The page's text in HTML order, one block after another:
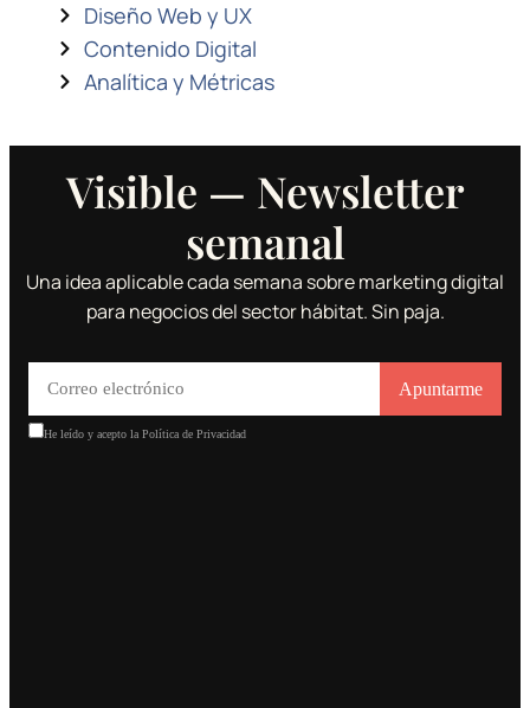
Diseño Web y UX
Contenido Digital
Analítica y Métricas
Visible — Newsletter
semanal
Una idea aplicable cada semana sobre marketing digital
para negocios del sector hábitat. Sin paja.